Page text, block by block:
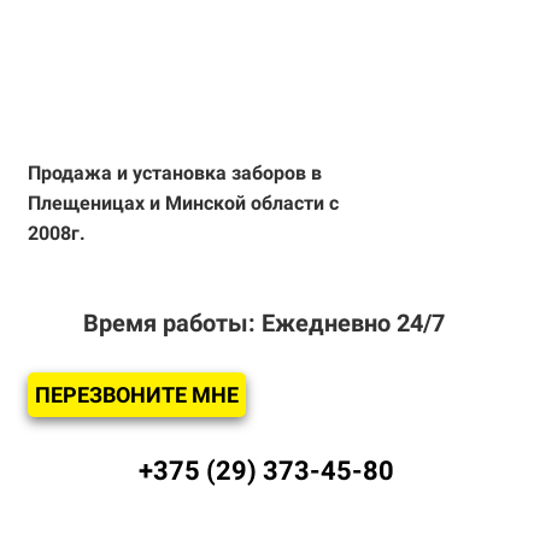
Продажа и установка заборов в
Плещеницах и Минской области с
2008г.
Время работы: Ежедневно 24/7
ПЕРЕЗВОНИТЕ МНЕ
+375 (29) 373-45-80